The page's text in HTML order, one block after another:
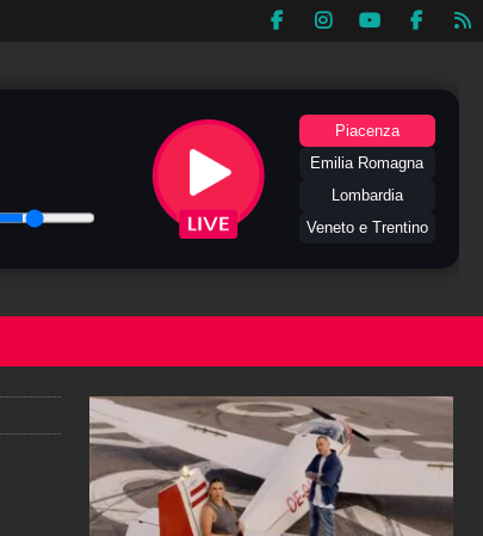
Piacenza
Emilia Romagna
Lombardia
Veneto e Trentino